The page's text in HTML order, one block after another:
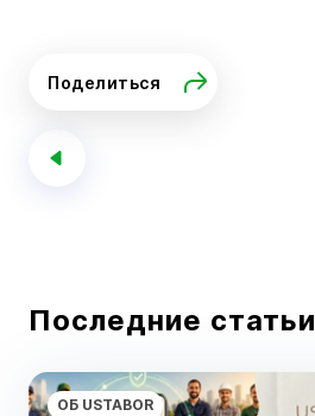
Поделиться
Последние статьи
ОБ USTABOR